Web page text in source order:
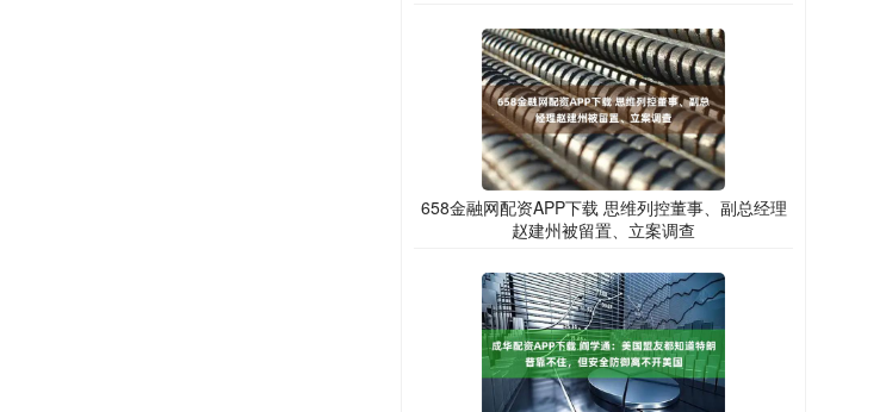
658金融网配资APP下载 思维列控董事、副总经理
赵建州被留置、立案调查